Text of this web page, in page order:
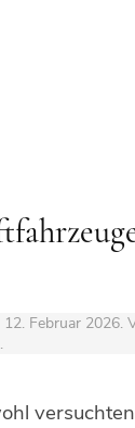
12. Februar 2026.
.